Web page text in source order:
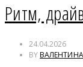
Ритм,
24.04.2026
BY